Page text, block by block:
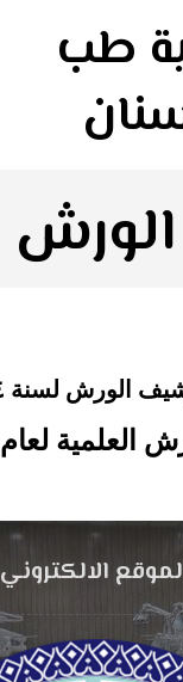
طب
الورش
الورش لسنة ٢٠٢٤
العلمية لعام ٢٠٢٥
الالكتروني